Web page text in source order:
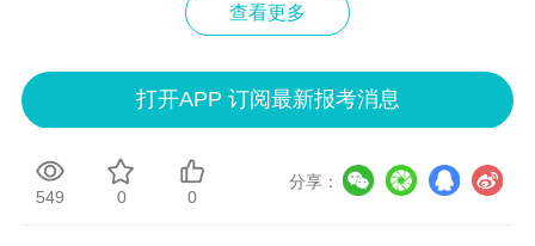
随着经济环境、法规政策及技术的不断变化，财会人员
能在财务管理中的应用等，以应对职业生命周期内的挑
查看更多
打开APP 订阅最新报考消息
549 0 0
分享：